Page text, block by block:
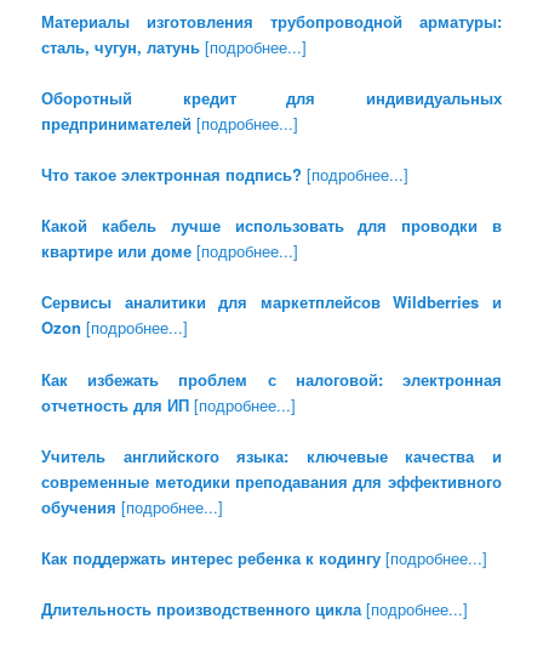
Материалы изготовления трубопроводной арматуры:
сталь, чугун, латунь [подробнее...]
Оборотный кредит для индивидуальных
предпринимателей [подробнее...]
Что такое электронная подпись? [подробнее...]
Какой кабель лучше использовать для проводки в
квартире или доме [подробнее...]
Сервисы аналитики для маркетплейсов Wildberries и
Ozon [подробнее...]
Как избежать проблем с налоговой: электронная
отчетность для ИП [подробнее...]
Учитель английского языка: ключевые качества и
современные методики преподавания для эффективного
обучения [подробнее...]
Как поддержать интерес ребенка к кодингу [подробнее...]
Длительность производственного цикла [подробнее...]